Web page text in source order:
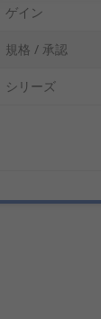
ゲイン
規格 / 承認
シリーズ